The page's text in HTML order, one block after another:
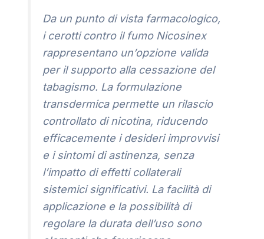
Da un punto di vista farmacologico,
i cerotti contro il fumo Nicosinex
rappresentano un’opzione valida
per il supporto alla cessazione del
tabagismo. La formulazione
transdermica permette un rilascio
controllato di nicotina, riducendo
efficacemente i desideri improvvisi
e i sintomi di astinenza, senza
l’impatto di effetti collaterali
sistemici significativi. La facilità di
applicazione e la possibilità di
regolare la durata dell’uso sono